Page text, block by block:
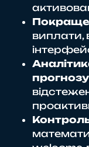
виплати,
Контроль